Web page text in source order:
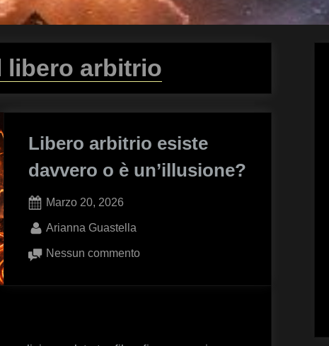
libero arbitrio
Libero arbitrio esiste
davvero o è un’illusione?
Posted
on
Marzo 20, 2026
By
Arianna Guastella
Nessun commentosu